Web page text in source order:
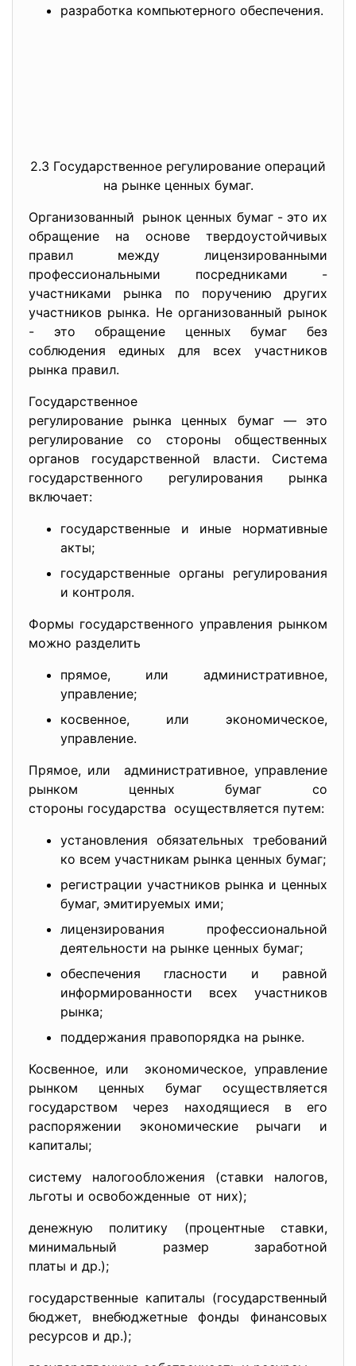
разработка компьютерного обеспечения.
2.3 Государственное регулирование операций
на рынке ценных бумаг.
Организованный рынок ценных бумаг - это их
обращение на основе твердоустойчивых
правил между лицензированными
профессиональными посредниками -
участниками рынка по поручению других
участников рынка. Не организованный рынок
- это обращение ценных бумаг без
соблюдения единых для всех участников
рынка правил.
Государственное
регулирование рынка ценных бумаг — это
регулирование со стороны общественных
органов государственной власти. Система
государственного регулирования рынка
включает:
государственные и иные нормативные
акты;
государственные органы регулирования
и контроля.
Формы государственного управления рынком
можно разделить
прямое, или административное,
управление;
косвенное, или экономическое,
управление.
Прямое, или административное, управление
рынком ценных бумаг со
стороны государства осуществляется путем:
установления обязательных требований
ко всем участникам рынка ценных бумаг;
регистрации участников рынка и ценных
бумаг, эмитируемых ими;
лицензирования профессиональной
деятельности на рынке ценных бумаг;
обеспечения гласности и равной
информированности всех участников
рынка;
поддержания правопорядка на рынке.
Косвенное, или экономическое, управление
рынком ценных бумаг осуществляется
государством через находящиеся в его
распоряжении экономические рычаги и
капиталы;
систему налогообложения (ставки налогов,
льготы и освобожденные от них);
денежную политику (процентные ставки,
минимальный размер заработной
платы и др.);
государственные капиталы (государственный
бюджет, внебюджетные фонды финансовых
ресурсов и др.);